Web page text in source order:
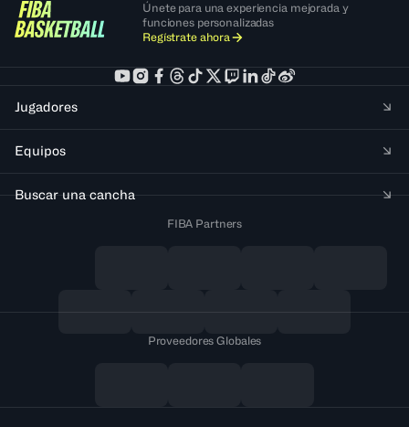
Únete para una experiencia mejorada y
funciones personalizadas
Regístrate ahora
Jugadores
Equipos
Buscar una cancha
FIBA Partners
Proveedores Globales